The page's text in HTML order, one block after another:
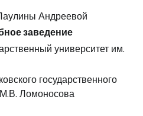
Андреевой
заведение
университет им.
государственного
Ломоносова